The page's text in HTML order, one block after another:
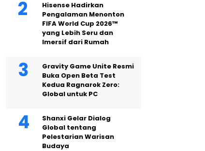
Hisense Hadirkan
Pengalaman Menonton
FIFA World Cup 2026™
yang Lebih Seru dan
Imersif dari Rumah
Gravity Game Unite Resmi
Buka Open Beta Test
Kedua Ragnarok Zero:
Global untuk PC
Shanxi Gelar Dialog
Global tentang
Pelestarian Warisan
Budaya